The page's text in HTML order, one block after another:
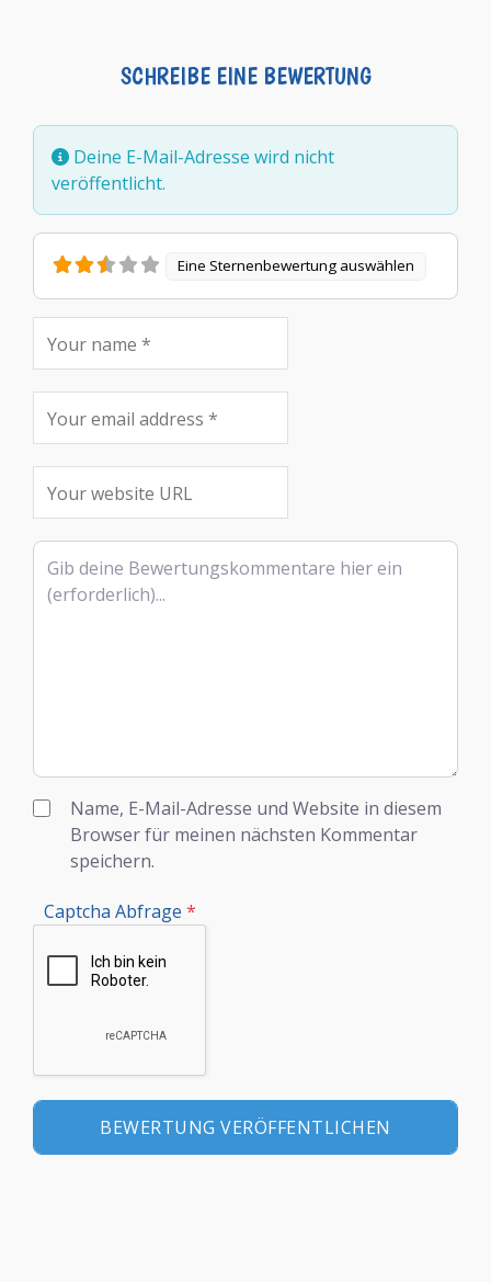
SCHREIBE EINE BEWERTUNG
Deine E-Mail-Adresse wird nicht
veröffentlicht.
Eine Sternenbewertung auswählen
Rezensionstext
Name, E-Mail-Adresse und Website in diesem
Browser für meinen nächsten Kommentar
speichern.
Captcha Abfrage *